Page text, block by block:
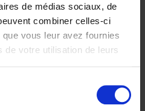
de médias sociaux, de
combiner celles-ci
vous leur avez fournies
de votre utilisation de leurs
99